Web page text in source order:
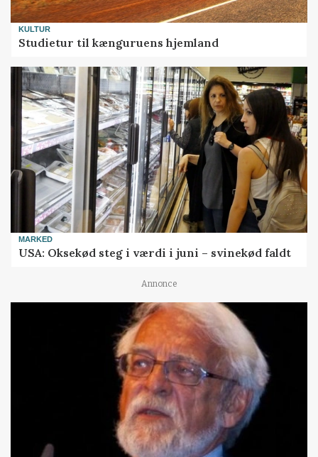
KULTUR
Studietur til kænguruens hjemland
MARKED
USA: Oksekød steg i værdi i juni – svinekød faldt
Annonce